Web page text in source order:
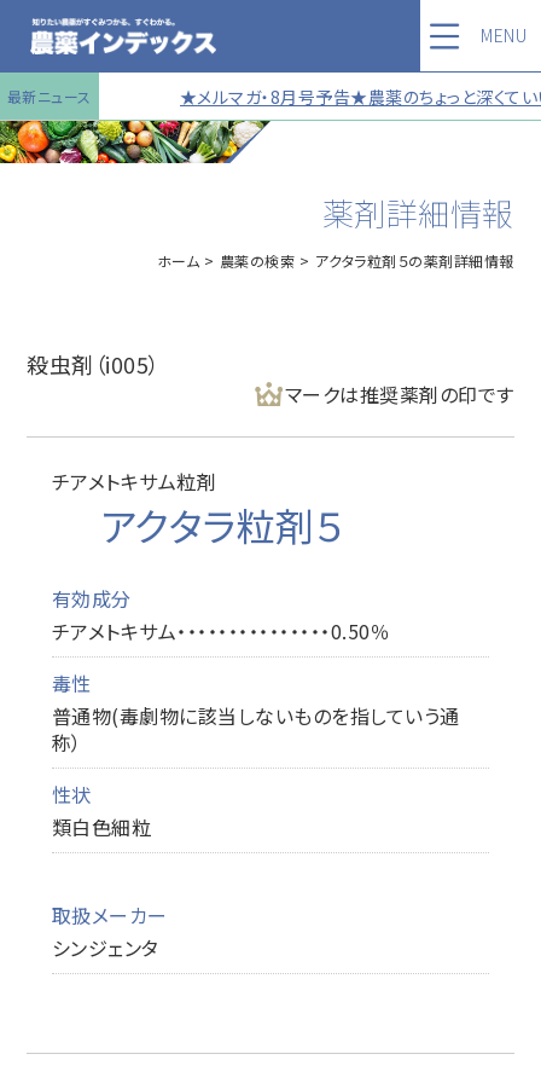
最新ニュース ★メルマガ・8月号予告★農薬のちょっと深く
MENU
薬剤詳細情報
ホーム 農薬の検索 アクタラ粒剤５の薬剤詳細情報
殺虫剤（i005）
マークは推奨薬剤の印です
チアメトキサム粒剤
アクタラ粒剤５
有効成分
チアメトキサム・・・・・・・・・・・・・・・0.50％
毒性
普通物(毒劇物に該当しないものを指していう通
称）
性状
類白色細粒
取扱メーカー
シンジェンタ